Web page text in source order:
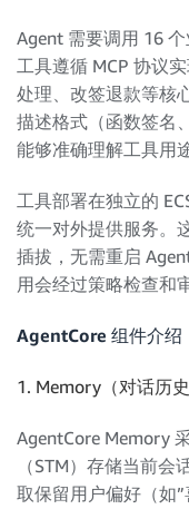
Agent 需要调用 16
工具遵循 MCP 协议
处理、改签退款等核
描述格式（函数签名
能够准确理解工具用
工具部署在独立的
统一对外提供服务。
插拔，无需重启
用会经过策略检查和
AgentCore 组件介绍
1. Memory（对话历史
AgentCore Memory
（STM）存储当前
取保留用户偏好（如